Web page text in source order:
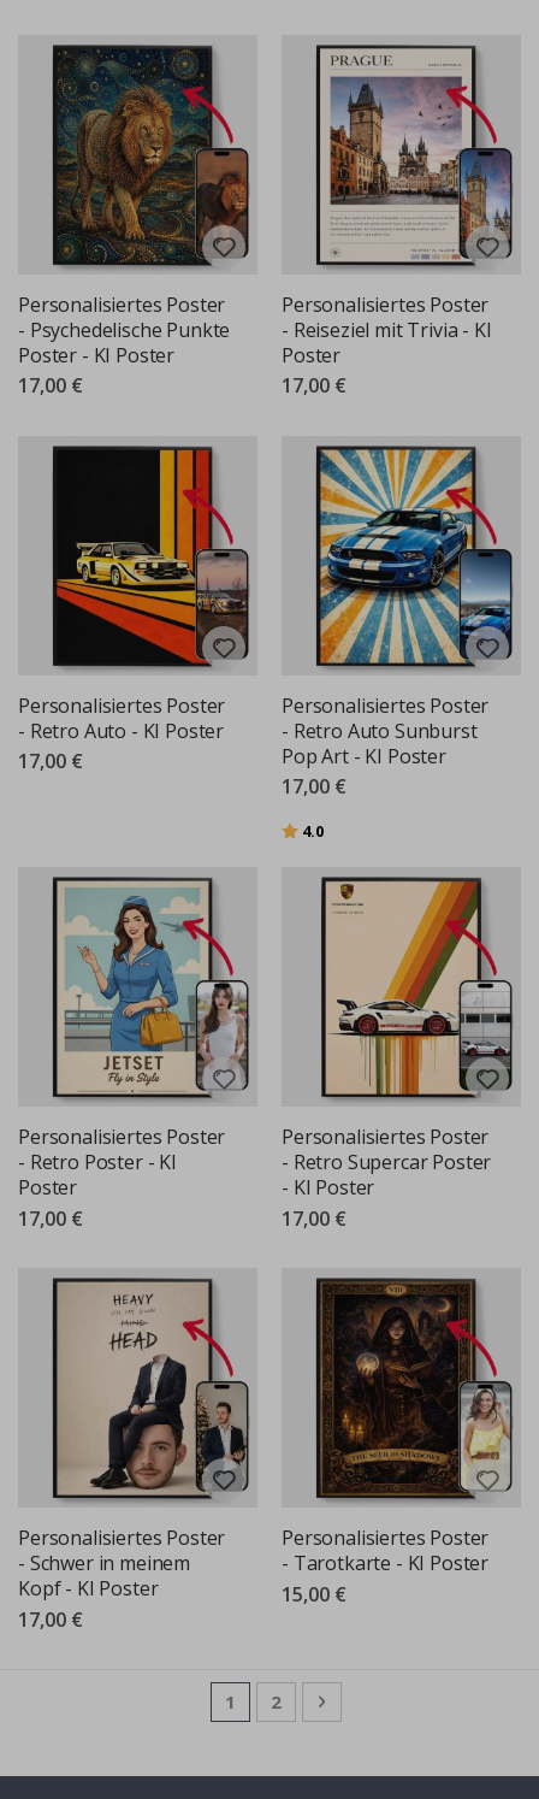
Personalisiertes Poster
- Psychedelische Punkte
Poster - KI Poster
17,00 €
Personalisiertes Poster
- Reiseziel mit Trivia - KI
Poster
17,00 €
Personalisiertes Poster
- Retro Auto - KI Poster
17,00 €
Personalisiertes Poster
- Retro Auto Sunburst
Pop Art - KI Poster
17,00 €
Bewertung:
4.0
Personalisiertes Poster
- Retro Poster - KI
Poster
17,00 €
Personalisiertes Poster
- Retro Supercar Poster
- KI Poster
17,00 €
Personalisiertes Poster
- Schwer in meinem
Kopf - KI Poster
17,00 €
Personalisiertes Poster
- Tarotkarte - KI Poster
15,00 €
Seite
Sie lesen gerade die Seite
1 Seite
2 Seite
Weiter